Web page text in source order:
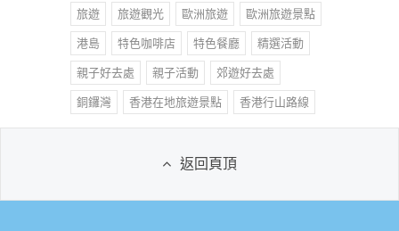
旅遊 旅遊觀光 歐洲旅遊 歐洲旅遊景點
港島 特色咖啡店 特色餐廳 精選活動
親子好去處 親子活動 郊遊好去處
銅鑼灣 香港在地旅遊景點 香港行山路線
返回頁頂